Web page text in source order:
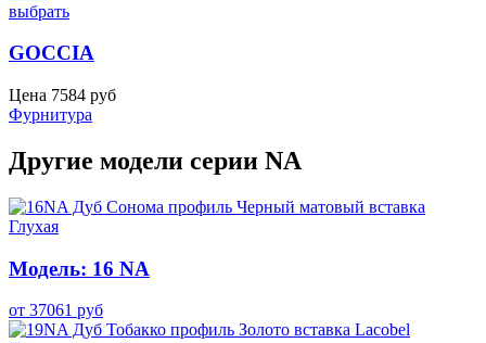
выбрать
GOCCIA
Цена 7584 руб
Фурнитура
Другие модели серии NA
Модель: 16 NA
от 37061 руб